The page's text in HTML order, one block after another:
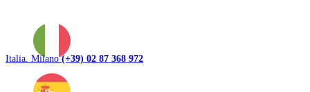
Italia. Milano(+39) 02 87 368 972